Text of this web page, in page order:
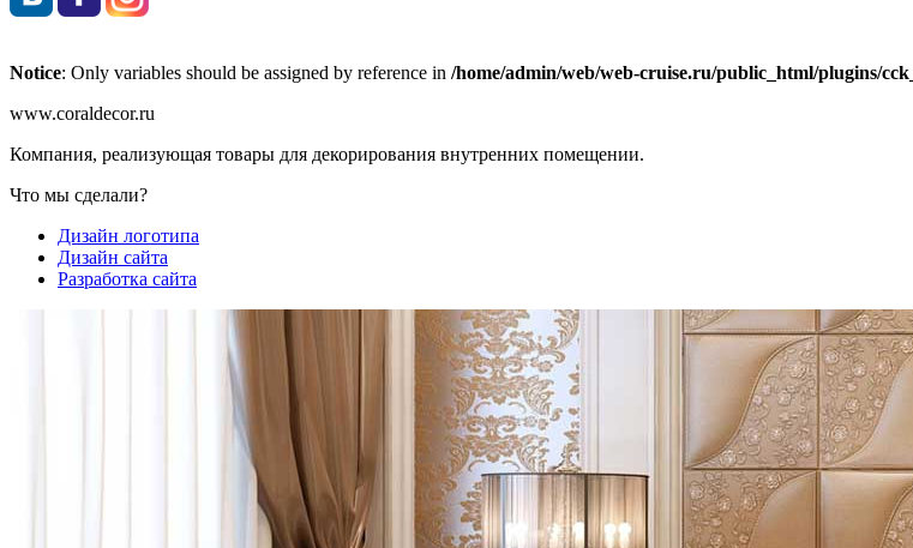
Notice: Only variables should be assigned by reference in /home/admin/web/web-cruise.ru/public_html/plugins/
www.coraldecor.ru
Компания, реализующая товары для декорирования внутренних помещении.
Что мы сделали?
Дизайн логотипа
Дизайн сайта
Разработка сайта